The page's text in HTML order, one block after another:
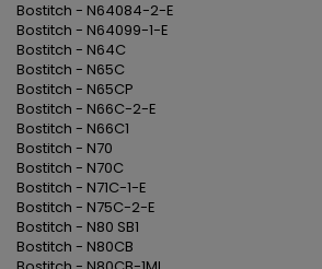
Bostitch - N64084-2-E
Bostitch - N64099-1-E
Bostitch - N64C
Bostitch - N65C
Bostitch - N65CP
Bostitch - N66C-2-E
Bostitch - N66C1
Bostitch - N70
Bostitch - N70C
Bostitch - N71C-1-E
Bostitch - N75C-2-E
Bostitch - N80 SB1
Bostitch - N80CB